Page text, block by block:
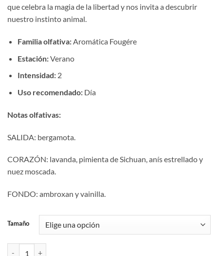
que celebra la magia de la libertad y nos invita a descubrir
nuestro instinto animal.
Familia olfativa:Aromática Fougére
Estación:Verano
Intensidad:2
Uso recomendado:Día
Notas olfativas:
SALIDA: bergamota.
CORAZÓN: lavanda, pimienta de Sichuan, anís estrellado y
nuez moscada.
FONDO: ambroxan y vainilla.
Tamaño